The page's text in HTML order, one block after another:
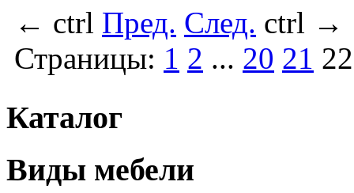
← ctrl Пред. След. ctrl →
Страницы: 1 2 ... 20 21 22
Каталог
Виды мебели